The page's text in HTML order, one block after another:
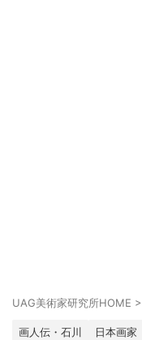
UAG美術家研究所HOME >
画人伝・石川 日本画家